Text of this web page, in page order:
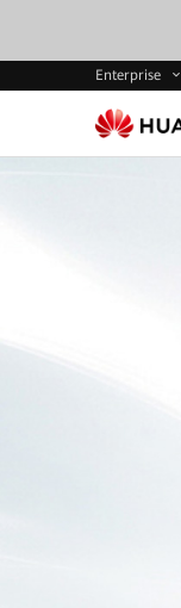
Enterprise